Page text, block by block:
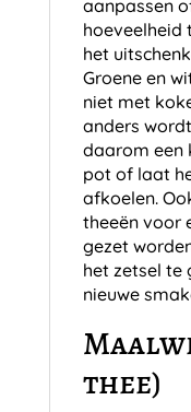
aanpassen
hoeveelheid
het
Groene en
niet met
anders
daarom een
pot of laat
afkoelen.
theeën voor
gezet
het zetsel te
nieuwe
thee)